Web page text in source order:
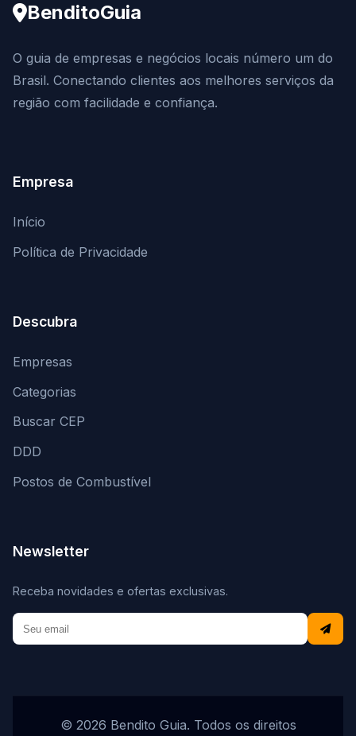
BenditoGuia
O guia de empresas e negócios locais número um do
Brasil. Conectando clientes aos melhores serviços da
região com facilidade e confiança.
Empresa
Início
Política de Privacidade
Descubra
Empresas
Categorias
Buscar CEP
DDD
Postos de Combustível
Newsletter
Receba novidades e ofertas exclusivas.
© 2026 Bendito Guia. Todos os direitos